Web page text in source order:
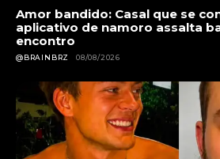
Amor bandido: Casal que se
aplicativo de namoro assalta
encontro
@BRAINBRZ 08/08/2026